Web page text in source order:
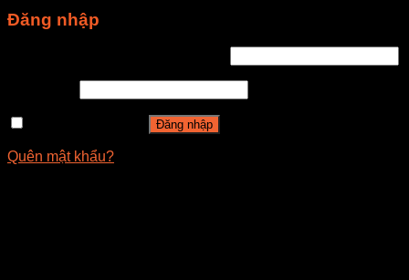
Đăng nhập
Đăng nhập
Quên mật khẩu?